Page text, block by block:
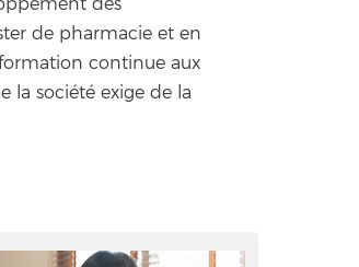
des
de pharmacie et en
continue aux
la société exige de la